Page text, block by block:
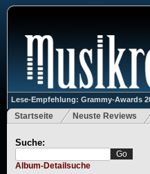
Lese-Empfehlung: Grammy-Awards
Startseite Neuste Reviews
Suche:
Album-Detailsuche